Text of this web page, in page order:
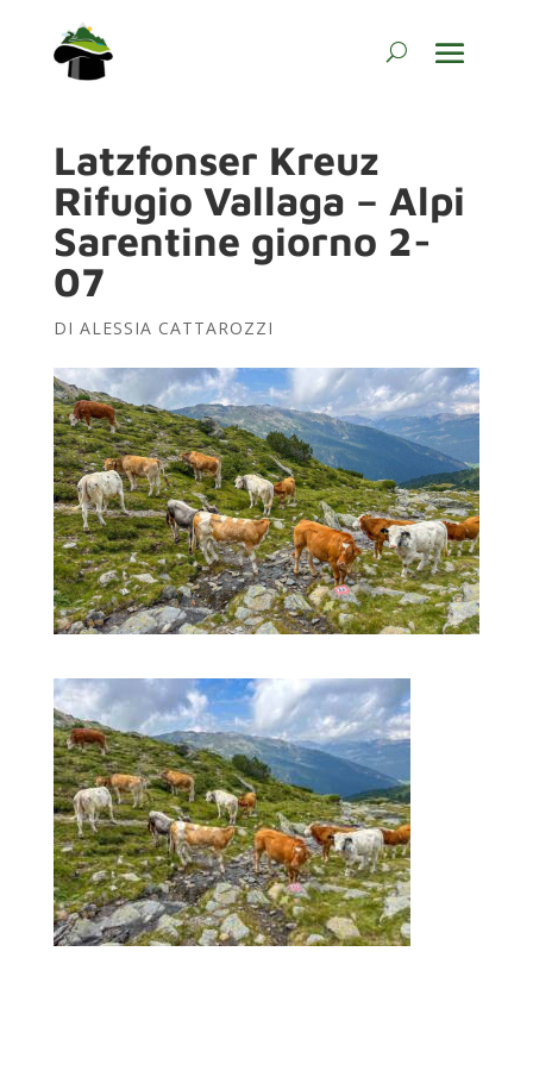
Latzfonser Kreuz
Rifugio Vallaga – Alpi
Sarentine giorno 2-
07
DI ALESSIA CATTAROZZI